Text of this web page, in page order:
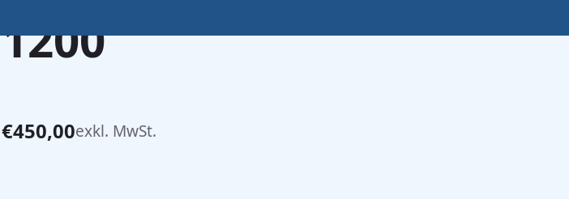
1200
€450,00exkl. MwSt.